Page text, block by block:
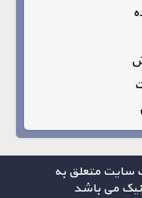
سایت متعلق به
می باشد